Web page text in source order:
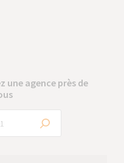
une agence près de